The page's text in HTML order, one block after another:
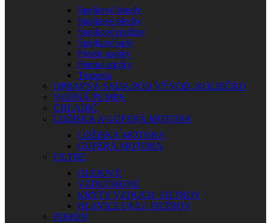
Spojkové lamely
Spojkové plechy
Spojkové pružiny
Spojkové sady
Piestik spojky
Pumpa spojky
Tesnenia
OPRAVNÁ SADA POD VÝVOD. KOLIEČKO
VODNÁ PUMPA
CHLADIČ
LOŽISKÁ A GUFERÁ MOTORA
LOŽISKÁ MOTORA
GUFERÁ MOTORA
FILTRE
OLEJOVÉ
VZDUCHOVÉ
KRYTY VZDUCH. FILTROV
HLAVICE OLEJ. FILTROV
POHON